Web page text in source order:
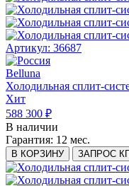
Артикул: 36687
Belluna
Холодильная сплит-
Хит
588 300 ₽
В наличии
Гарантия: 12 мес.
В КОРЗИНУ ЗАПРОС КП